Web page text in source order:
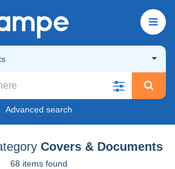
Advanced search
Covers & Documents
68 items found